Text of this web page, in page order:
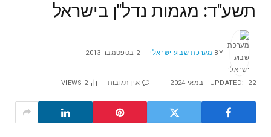
תשע"ד: מגמות נדל"ן בישראל
BY מערכת שבוע ישראלי 2 בספטמבר 2013
UPDATED: 22 במאי 2024 אין תגובות 2
VIEWS